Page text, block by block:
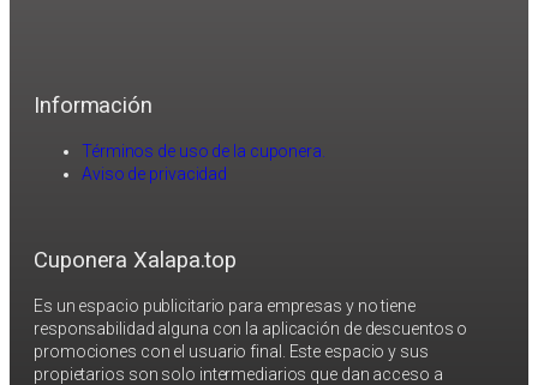
Información
Términos de uso de la cuponera.
Aviso de privacidad
Cuponera Xalapa.top
Es un espacio publicitario para empresas y no tiene
responsabilidad alguna con la aplicación de descuentos o
promociones con el usuario final. Este espacio y sus
propietarios son solo intermediarios que dan acceso a